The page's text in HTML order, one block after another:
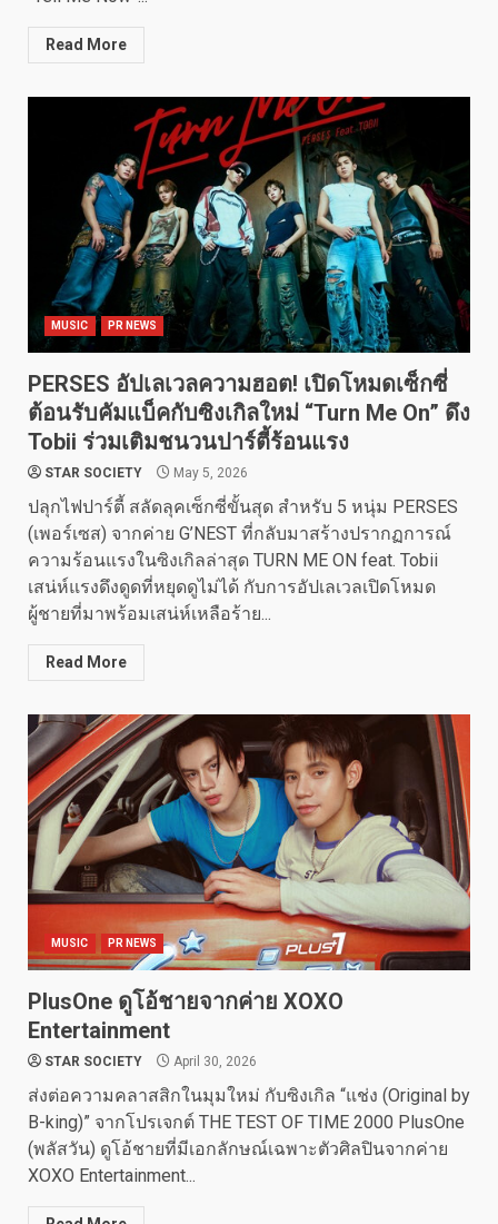
Read More
MUSIC PR NEWS
PERSES อัปเลเวลความฮอต! เปิดโหมดเซ็กซี่
ต้อนรับคัมแบ็คกับซิงเกิลใหม่ “Turn Me On” ดึง
Tobii ร่วมเติมชนวนปาร์ตี้ร้อนแรง
STAR SOCIETY May 5, 2026
ปลุกไฟปาร์ตี้ สลัดลุคเซ็กซี่ขั้นสุด สำหรับ 5 หนุ่ม PERSES
(เพอร์เซส) จากค่าย G’NEST ที่กลับมาสร้างปรากฏการณ์
ความร้อนแรงในซิงเกิลล่าสุด TURN ME ON feat. Tobii
เสน่ห์แรงดึงดูดที่หยุดดูไม่ได้ กับการอัปเลเวลเปิดโหมด
ผู้ชายที่มาพร้อมเสน่ห์เหลือร้าย...
Read More
MUSIC PR NEWS
PlusOne ดูโอ้ชายจากค่าย XOXO
Entertainment
STAR SOCIETY April 30, 2026
ส่งต่อความคลาสสิกในมุมใหม่ กับซิงเกิล “แช่ง (Original by
B-king)” จากโปรเจกต์ THE TEST OF TIME 2000 PlusOne
(พลัสวัน) ดูโอ้ชายที่มีเอกลักษณ์เฉพาะตัวศิลปินจากค่าย
XOXO Entertainment...